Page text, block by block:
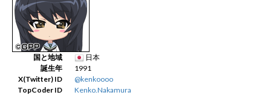
国と地域
日本
誕生年
1991
X(Twitter) ID
@kenkoooo
TopCoder ID
Kenko.Nakamura